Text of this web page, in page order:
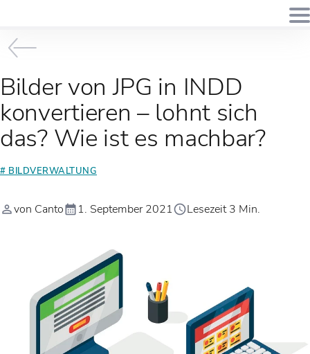
Bilder von JPG in INDD
konvertieren – lohnt sich
das? Wie ist es machbar?
# BILDVERWALTUNG
von Canto 1. September 2021 Lesezeit 3 Min.